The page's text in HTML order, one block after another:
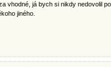
vhodné, já bych si nikdy nedovolil
jiného.